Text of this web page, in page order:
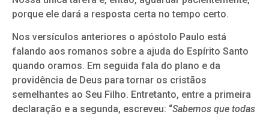
porque ele dará a resposta certa no tempo certo.
Nos versículos anteriores o apóstolo Paulo está
falando aos romanos sobre a ajuda do Espírito Santo
quando oramos. Em seguida fala do plano e da
providência de Deus para tornar os cristãos
semelhantes ao Seu Filho. Entretanto, entre a primeira
declaração e a segunda, escreveu: “Sabemos que todas